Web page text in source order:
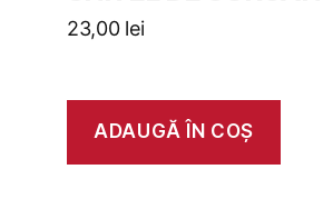
23,00 lei
ADAUGĂ ÎN COȘ